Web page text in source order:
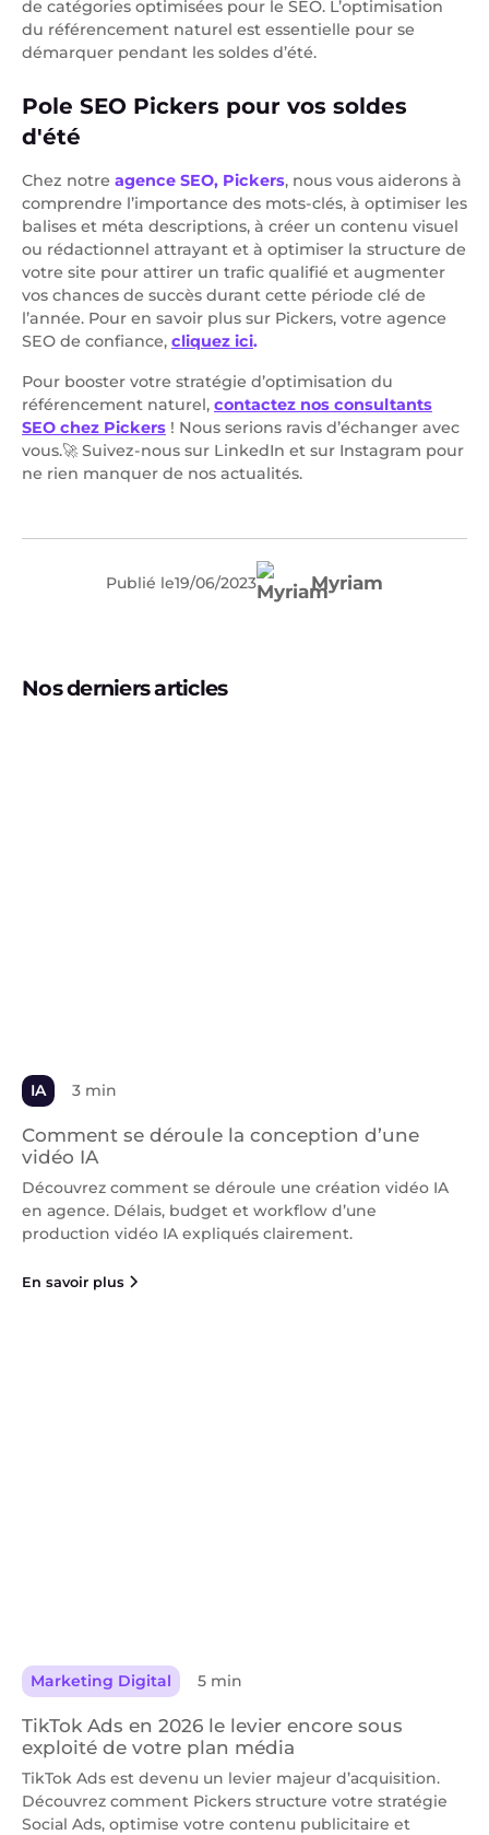
de catégories optimisées pour le SEO. L’optimisation
du référencement naturel est essentielle pour se
démarquer pendant les soldes d’été.
Pole SEO Pickers pour vos soldes
d'été
Chez notre agence SEO, Pickers, nous vous aiderons à
comprendre l’importance des mots-clés, à optimiser les
balises et méta descriptions, à créer un contenu visuel
ou rédactionnel attrayant et à optimiser la structure de
votre site pour attirer un trafic qualifié et augmenter
vos chances de succès durant cette période clé de
l’année. Pour en savoir plus sur Pickers, votre agence
SEO de confiance, cliquez ici.
Pour booster votre stratégie d’optimisation du
référencement naturel, contactez nos consultants
SEO chez Pickers ! Nous serions ravis d’échanger avec
vous.🚀 Suivez-nous sur LinkedIn et sur Instagram pour
ne rien manquer de nos actualités.
Publié le19/06/2023 Myriam
Nos derniers articles
IA 3 min
Comment se déroule la conception d’une
vidéo IA
Découvrez comment se déroule une création vidéo IA
en agence. Délais, budget et workflow d’une
production vidéo IA expliqués clairement.
En savoir plus
Marketing Digital 5 min
TikTok Ads en 2026 le levier encore sous
exploité de votre plan média
TikTok Ads est devenu un levier majeur d’acquisition.
Découvrez comment Pickers structure votre stratégie
Social Ads, optimise votre contenu publicitaire et